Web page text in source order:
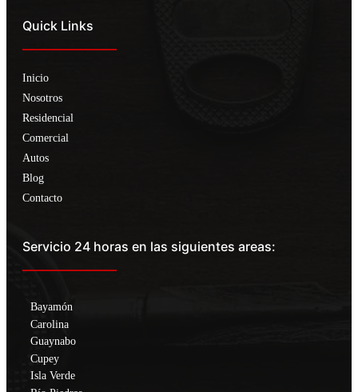
Quick Links
Inicio
Nosotros
Residencial
Comercial
Autos
Blog
Contacto
Servicio 24 horas en las siguientes areas:
Bayamón
Carolina
Guaynabo
Cupey
Isla Verde